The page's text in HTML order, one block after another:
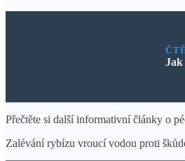
Jak
Přečtěte si další informativní články o
Zalévání rybízu vroucí vodou proti